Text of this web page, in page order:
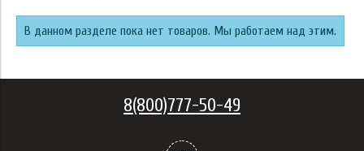
В данном разделе пока нет товаров. Мы работаем над этим.
8(800)777-50-49